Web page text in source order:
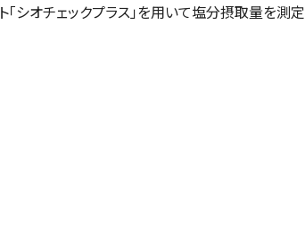
シオチェックプラス」を用いて塩分摂取量を測定